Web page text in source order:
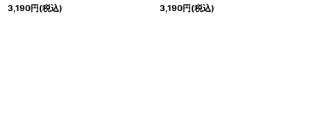
3,190円(税込) 3,190円(税込)